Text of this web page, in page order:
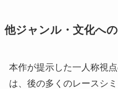
他ジャンル・文化へ
本作が提示した一人称視
は、後の多くのレースシ